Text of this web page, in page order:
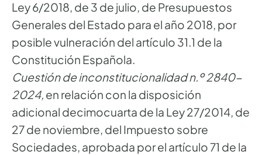
Ley 6/2018, de 3 de julio, de Presupuestos
Generales del Estado para el año 2018, por
posible vulneración del artículo 31.1 de la
Constitución Española.
Cuestión de inconstitucionalidad n.º 2840-
2024, en relación con la disposición
adicional decimocuarta de la Ley 27/2014, de
27 de noviembre, del Impuesto sobre
Sociedades, aprobada por el artículo 71 de la